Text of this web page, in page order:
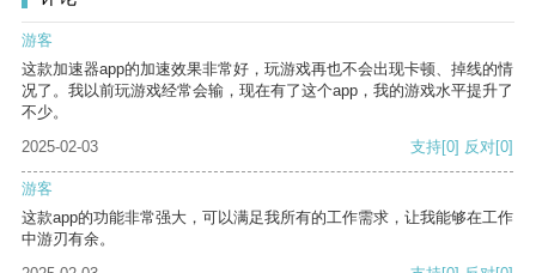
游客
这款加速器app的加速效果非常好，玩游戏再也不会出现卡顿、掉线的情
况了。我以前玩游戏经常会输，现在有了这个app，我的游戏水平提升了
不少。
2025-02-03
支持[0] 反对[0]
游客
这款app的功能非常强大，可以满足我所有的工作需求，让我能够在工作
中游刃有余。